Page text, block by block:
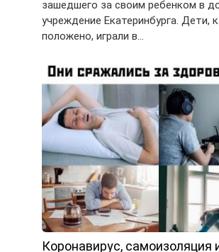
зашедшего за своим ребенком в
учреждение Екатеринбурга. Дети,
положено, играли в…
Коронавирус, самоизоляция